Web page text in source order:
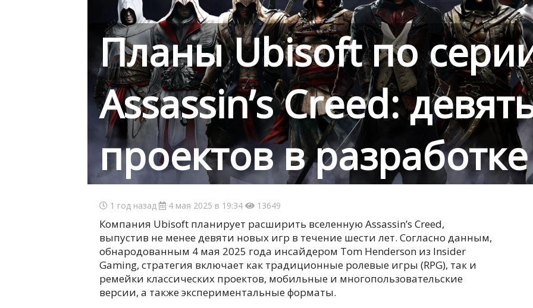
Планы Ubisoft по
Assassin’s Creed:
проектов в разработке
1 год назад 4 мая 2025 в 19:34 13649
Компания Ubisoft планирует расширить вселенную Assassin’s Creed,
выпустив не менее девяти новых игр в течение шести лет. Согласно данным,
обнародованным 4 мая 2025 года инсайдером Tom Henderson из Insider
Gaming, стратегия включает как традиционные ролевые игры (RPG), так и
ремейки классических проектов, мобильные и многопользовательские
версии, а также экспериментальные форматы.